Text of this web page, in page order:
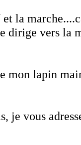
la
dirige vers la
mon lapin
je vous